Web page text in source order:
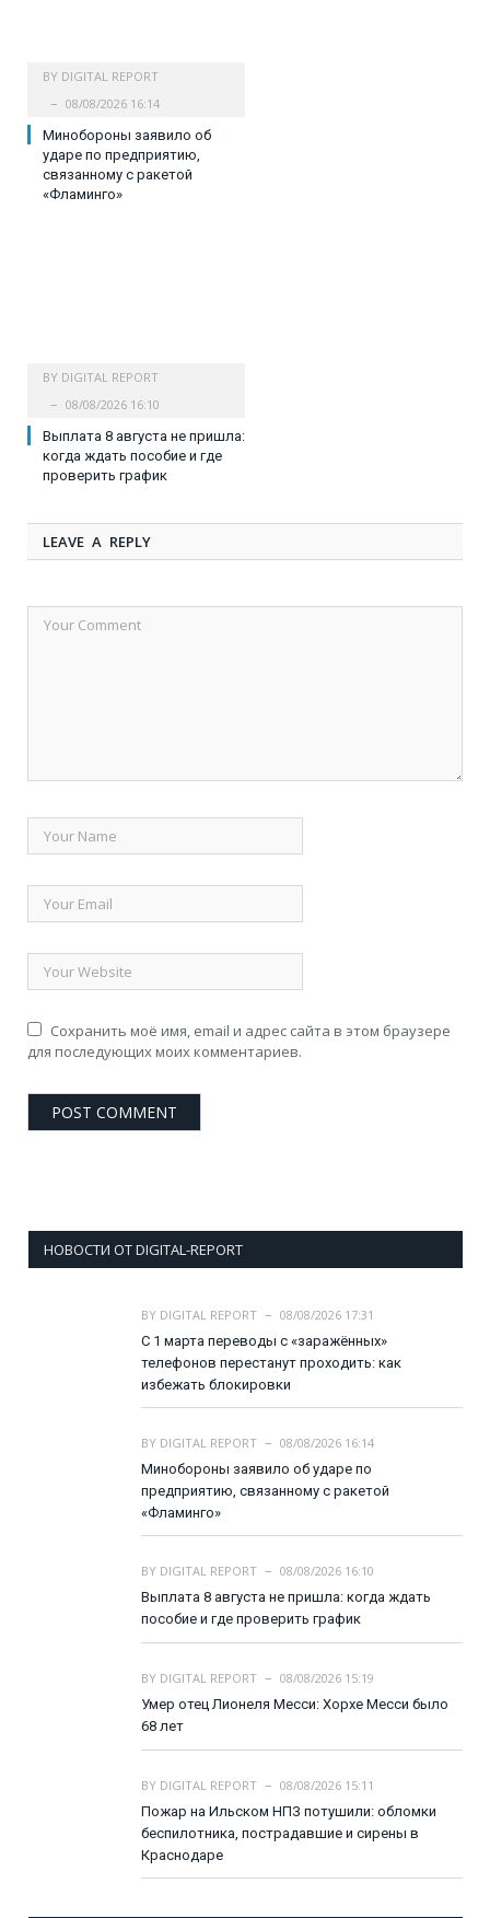
BY DIGITAL REPORT
08/08/2026 16:14
Минобороны заявило об
ударе по предприятию,
связанному с ракетой
«Фламинго»
BY DIGITAL REPORT
08/08/2026 16:10
Выплата 8 августа не пришла:
когда ждать пособие и где
проверить график
LEAVE A REPLY
Сохранить моё имя, email и адрес сайта в этом браузере
для последующих моих комментариев.
НОВОСТИ ОТ DIGITAL-REPORT
BY DIGITAL REPORT
08/08/2026 17:31
С 1 марта переводы с «заражённых»
телефонов перестанут проходить: как
избежать блокировки
BY DIGITAL REPORT
08/08/2026 16:14
Минобороны заявило об ударе по
предприятию, связанному с ракетой
«Фламинго»
BY DIGITAL REPORT
08/08/2026 16:10
Выплата 8 августа не пришла: когда ждать
пособие и где проверить график
BY DIGITAL REPORT
08/08/2026 15:19
Умер отец Лионеля Месси: Хорхе Месси было
68 лет
BY DIGITAL REPORT
08/08/2026 15:11
Пожар на Ильском НПЗ потушили: обломки
беспилотника, пострадавшие и сирены в
Краснодаре